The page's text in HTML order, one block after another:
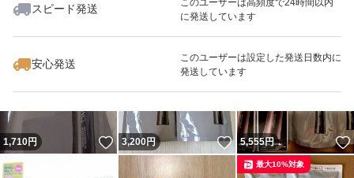
スピード発送
このユーザーは高頻度で24時間以内
に発送しています
安心発送
このユーザーは設定した発送日数内に
発送しています
いいね！
3,299
1,710円 いいね！
3,200円 いいね！
5,555円
最大10%対象